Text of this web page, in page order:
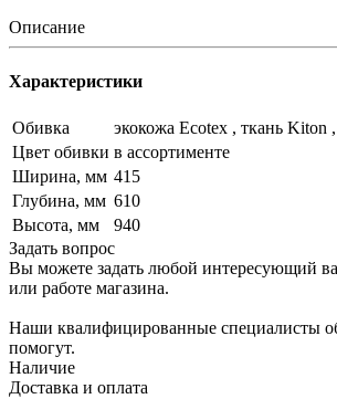
Описание
Характеристики
Обивка
экокожа Ecotex , ткань Kiton
Цвет обивки в ассортименте
Ширина, мм 415
Глубина, мм 610
Высота, мм
940
Задать вопрос
Вы можете задать любой интересующий
или работе магазина.
Наши квалифицированные специалисты
помогут.
Наличие
Доставка и оплата